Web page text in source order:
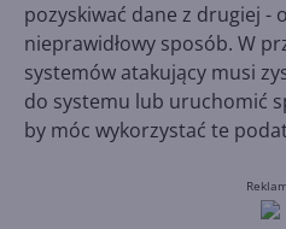
pozyskiwać dane z drugiej -
nieprawidłowy sposób. W
systemów atakujący musi
do systemu lub uruchomić
by móc wykorzystać te